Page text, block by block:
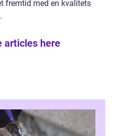
fremtid med en kvalitets
articles here